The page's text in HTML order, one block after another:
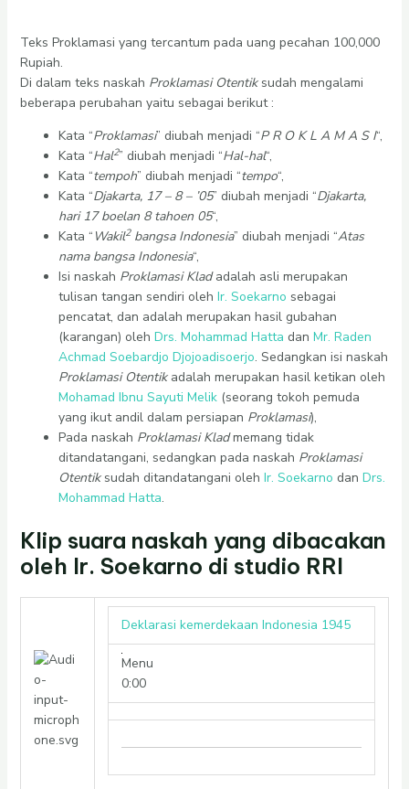
Teks Proklamasi yang tercantum pada uang pecahan 100,000
Rupiah.
Di dalam teks naskah Proklamasi Otentiksudah mengalami
beberapa perubahan yaitu sebagai berikut :
Kata “Proklamasi” diubah menjadi “P R O K L A M A S I“,
Kata “Hal2” diubah menjadi “Hal-hal“,
Kata “tempoh” diubah menjadi “tempo“,
Kata “Djakarta, 17 – 8 – ’05” diubah menjadi “Djakarta,
hari 17 boelan 8 tahoen 05“,
Kata “ Wakil2bangsa Indonesia” diubah menjadi “Atas
nama bangsa Indonesia“,
Isi naskah Proklamasi Kladadalah asli merupakan
tulisan tangan sendiri oleh Ir. Soekarno sebagai
pencatat, dan adalah merupakan hasil gubahan
(karangan) oleh Drs. Mohammad Hatta dan Mr. Raden
Achmad Soebardjo Djojoadisoerjo. Sedangkan isi naskah
Proklamasi Otentikadalah merupakan hasil ketikan oleh
Mohamad Ibnu Sayuti Melik(seorang tokoh pemuda
yang ikut andil dalam persiapan Proklamasi),
Pada naskah Proklamasi Kladmemang tidak
ditandatangani, sedangkan pada naskah Proklamasi
Otentiksudah ditandatangani oleh Ir. Soekarno dan Drs.
Mohammad Hatta.
Klip suara naskah yang dibacakan
oleh Ir. Soekarno di studio RRI
Deklarasi kemerdekaan Indonesia 1945
Menu
0:00